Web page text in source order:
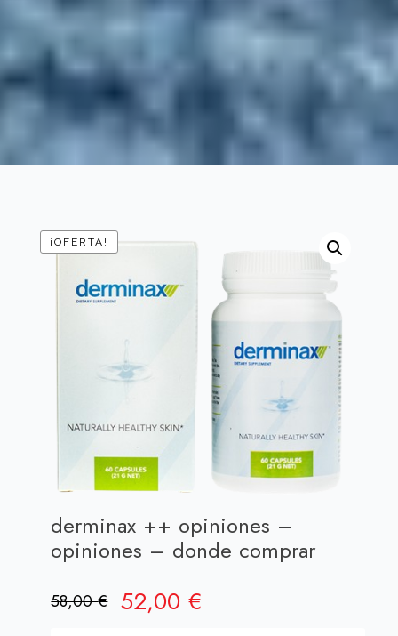
¡OFERTA!
derminax ++ opiniones –
opiniones – donde comprar
58,00€ El
52,00€